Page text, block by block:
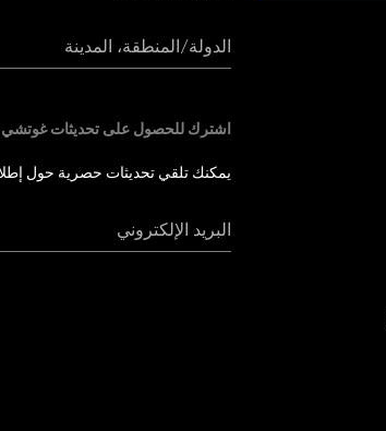
الدولة/المنطقة، المدينة
اشترك للحصول على تحديثات غوتشي
يمكنك تلقي تحديثات حصرية حول
البريد الإلكتروني